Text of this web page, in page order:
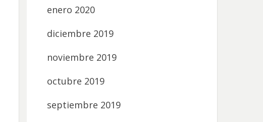
enero 2020
diciembre 2019
noviembre 2019
octubre 2019
septiembre 2019